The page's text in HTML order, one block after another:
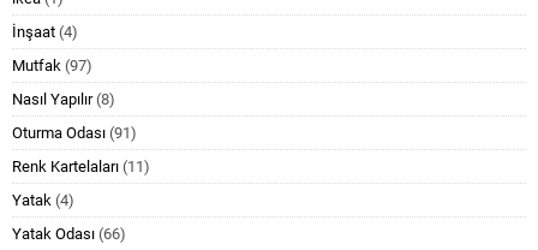
İnşaat (4)
Mutfak (97)
Nasıl Yapılır(8)
Oturma Odası (91)
Renk Kartelaları (11)
Yatak (4)
Yatak Odası (66)